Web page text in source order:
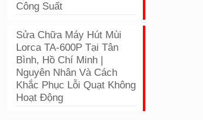
Công Suất
Sửa Chữa Máy Hút Mùi
Lorca TA-600P Tại Tân
Bình, Hồ Chí Minh |
Nguyên Nhân Và Cách
Khắc Phục Lỗi Quạt Không
Hoạt Động